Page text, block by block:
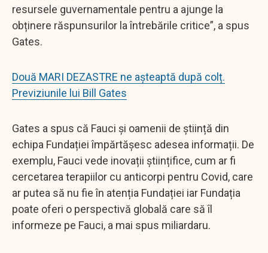
resursele guvernamentale pentru a ajunge la
obținere răspunsurilor la întrebările critice”, a spus
Gates.
Două MARI DEZASTRE ne așteaptă după colț.
Previziunile lui Bill Gates
Gates a spus că Fauci și oamenii de știință din
echipa Fundației împărtășesc adesea informații. De
exemplu, Fauci vede inovații științifice, cum ar fi
cercetarea terapiilor cu anticorpi pentru Covid, care
ar putea să nu fie în atenția Fundației iar Fundația
poate oferi o perspectivă globală care să îl
informeze pe Fauci, a mai spus miliardaru.